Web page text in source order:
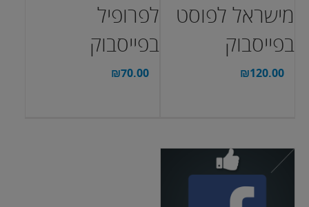
מישראל לפוסט
בפייסבוק
₪120.00
לפרופיל
בפייסבוק
₪70.00